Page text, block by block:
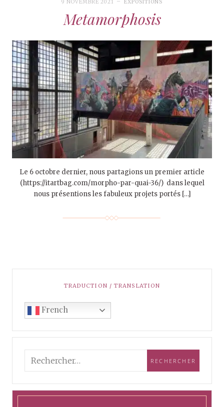
9 NOVEMBRE 2021 EXPOSITIONS
Metamorphosis
Le 6 octobre dernier, nous partagions un premier article
(https://itartbag.com/morpho-par-quai-36/) dans lequel
nous présentions les fabuleux projets portés […]
TRADUCTION / TRANSLATION
French